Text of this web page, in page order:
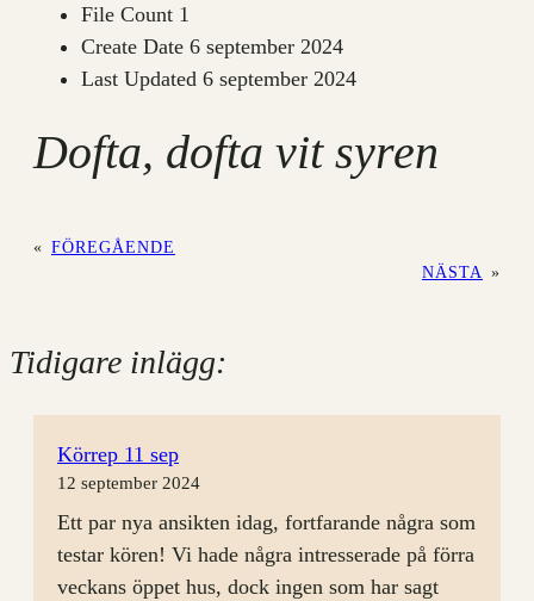
File Count 1
Create Date 6 september 2024
Last Updated 6 september 2024
Dofta, dofta vit syren
« FÖREGÅENDE
NÄSTA »
Tidigare inlägg:
Körrep 11 sep
12 september 2024
Ett par nya ansikten idag, fortfarande några som
testar kören! Vi hade några intresserade på förra
veckans öppet hus, dock ingen som har sagt